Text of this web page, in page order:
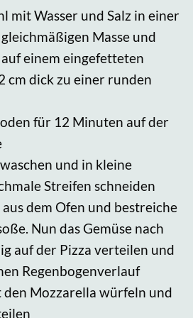
mit Wasser und Salz in einer
Masse und
einem eingefetteten
cm dick zu einer runden
für 12 Minuten auf der
und in kleine
Streifen schneiden
dem Ofen und bestreiche
Nun das Gemüse nach
auf der Pizza verteilen und
Regenbogenverlauf
den Mozzarella würfeln und